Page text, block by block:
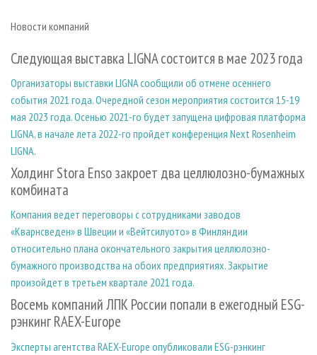
Новости компаний
Следующая выставка LIGNA состоится в мае 2023 года
Организаторы выставки LIGNA сообщили об отмене осеннего
события 2021 года. Очередной сезон мероприятия состоится 15-19
мая 2023 года. Осенью 2021-го будет запущена цифровая платформа
LIGNA, в начале лета 2022-го пройдет конференция Next Rosenheim
LIGNA.
Холдинг Stora Enso закроет два целлюлозно-бумажных
комбината
Компания ведет переговоры с сотрудниками заводов
«Кварнсведен» в Швеции и «Вейтсилуото» в Финляндии
относительно плана окончательного закрытия целлюлозно-
бумажного производства на обоих предприятиях. Закрытие
произойдет в третьем квартале 2021 года.
Восемь компаний ЛПК России попали в ежегодный ESG-
рэнкинг RAEX-Europe
Эксперты агентства RAEX-Europe опубликовали ESG-рэнкинг